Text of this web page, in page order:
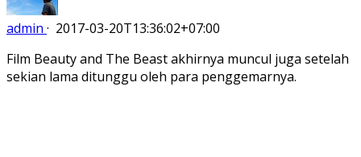
admin · 2017-03-20T13:36:02+07:00
Film Beauty and The Beast akhirnya muncul juga setelah
sekian lama ditunggu oleh para penggemarnya.